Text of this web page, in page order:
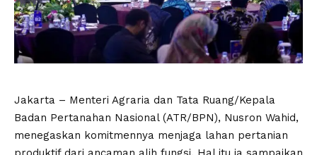
Jakarta – Menteri Agraria dan Tata Ruang/Kepala
Badan Pertanahan Nasional (ATR/BPN), Nusron Wahid,
menegaskan komitmennya menjaga lahan pertanian